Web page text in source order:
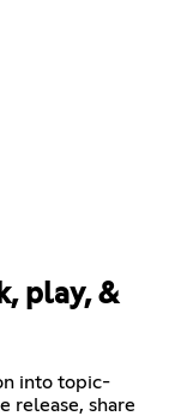
play, &
into topic-
release, share